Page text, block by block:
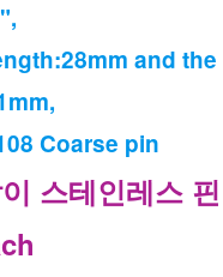
and the
Coarse pin
스테인레스 핀